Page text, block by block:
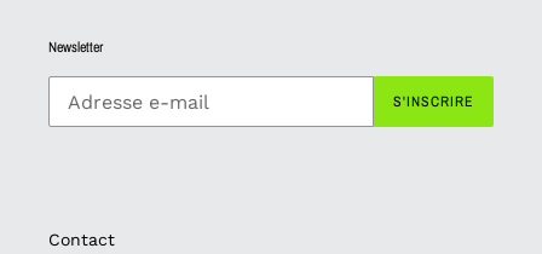
Newsletter
S'INSCRIRE
Contact